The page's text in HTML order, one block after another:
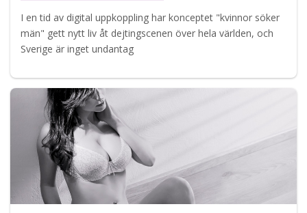
I en tid av digital uppkoppling har konceptet "kvinnor söker
män" gett nytt liv åt dejtingscenen över hela världen, och
Sverige är inget undantag